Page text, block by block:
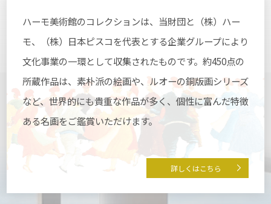
ハーモ美術館のコレクションは、当財団と（株）ハー
モ、（株）日本ピスコを代表とする企業グループにより
文化事業の一環として収集されたものです。約450点の
所蔵作品は、素朴派の絵画や、ルオーの銅版画シリーズ
など、世界的にも貴重な作品が多く、個性に富んだ特徴
ある名画をご鑑賞いただけます。
詳しくはこちら